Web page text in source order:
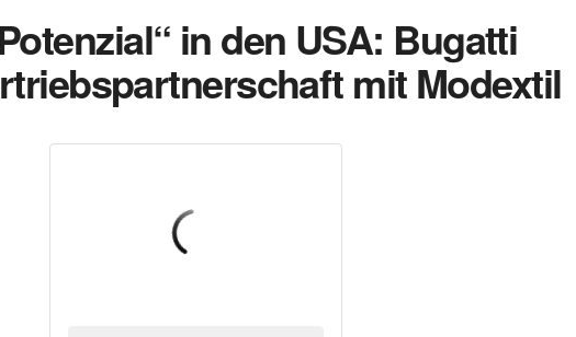
in den USA: Bugatti
mit Modextil